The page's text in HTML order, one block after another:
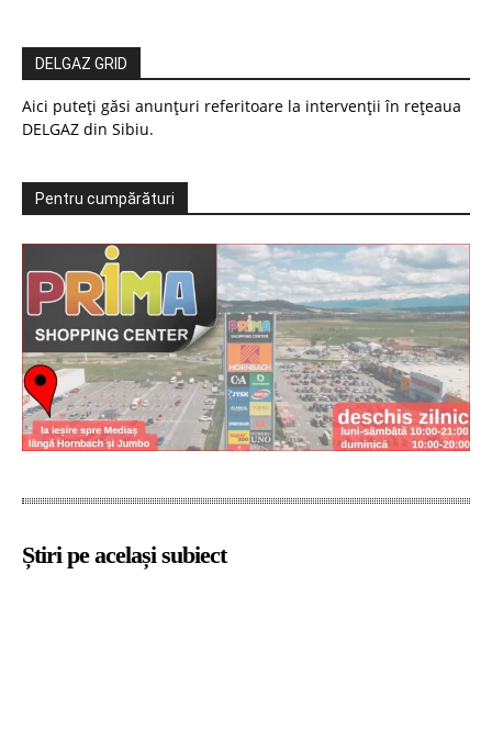
DELGAZ GRID
Aici puteți găsi anunțuri referitoare la intervenții în rețeaua
DELGAZ din Sibiu.
Pentru cumpărături
Știri pe același subiect